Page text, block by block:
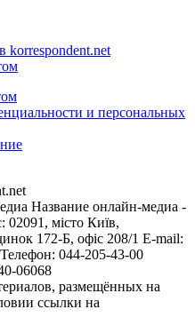
korrespondent.net
и персональных
Название онлайн-медиа -
02091, місто Київ,
172-Б, офіс 208/1 E-mail:
Телефон: 044-205-43-00
06068
размещённых на
ссылки на